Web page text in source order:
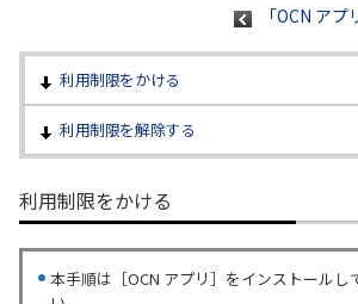
工事・故障情報
各種ダウンロード
お問い合わせ
履歴・お気に入り
「OCN ア
利用制限をかける
利用制限を解除する
利用制限をかける
本手順は［OCN アプリ］をインストールし